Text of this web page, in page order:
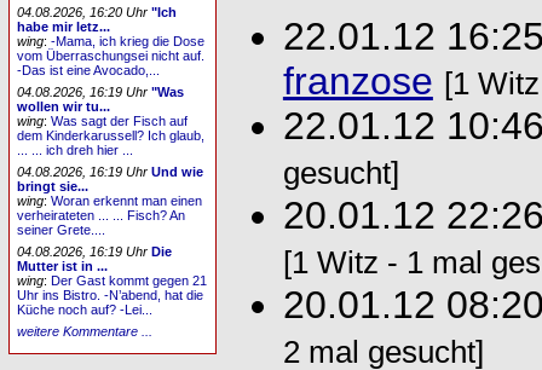
22.01.12
franzose [1
22.01.12
gesucht]
20.01.12
[1 Witz - 1 mal
20.01.12
2 mal gesucht]
04.08.2026, 16:20 Uhr "Ich
habe mir letz...
wing:-Mama, ich krieg die Dose
vom Überraschungsei nicht auf.
-Das ist eine Avocado,...
04.08.2026, 16:19 Uhr "Was
wollen wir tu...
wing:Was sagt der Fisch auf
dem Kinderkarussell? Ich glaub,
... ... ich dreh hier ...
04.08.2026, 16:19 Uhr Und wie
bringt sie...
wing:Woran erkennt man einen
verheirateten ... ... Fisch? An
seiner Grete....
04.08.2026, 16:19 Uhr Die
Mutter ist in ...
wing:Der Gast kommt gegen 21
Uhr ins Bistro. -N’abend, hat die
Küche noch auf? -Lei...
weitere Kommentare ...